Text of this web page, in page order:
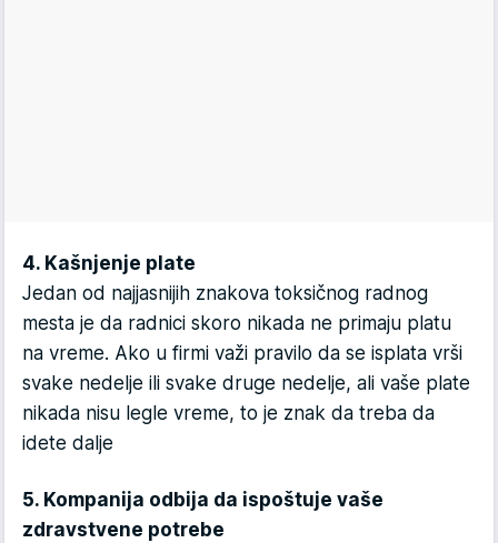
4. Kašnjenje plate
Jedan od najjasnijih znakova toksičnog radnog
mesta je da radnici skoro nikada ne primaju platu
na vreme. Ako u firmi važi pravilo da se isplata vrši
svake nedelje ili svake druge nedelje, ali vaše plate
nikada nisu legle vreme, to je znak da treba da
idete dalje
5. Kompanija odbija da ispoštuje vaše
zdravstvene potrebe